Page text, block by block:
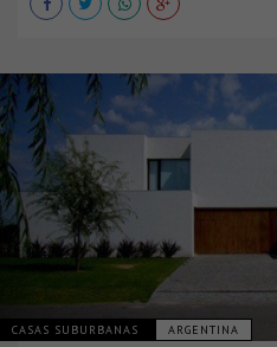
CASAS SUBURBANAS ARGENTINA